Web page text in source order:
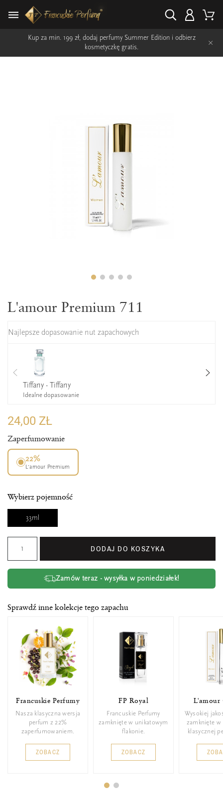
Kup za min. 199 zł, dodaj perfumy Summer Edition i odbierz
kosmetyczkę gratis.
×
L'amour Premium 711
Najlepsze dopasowanie nut zapachowych
Tiffany - Tiffany
Idealne dopasowanie
24,00 ZŁ
Zaperfumowanie
22%
L’amour Premium
Wybierz pojemność
33ml
DODAJ DO KOSZYKA
Zamów teraz - wysyłka w poniedziałek!
Sprawdź inne kolekcje tego zapachu
Francuskie Perfumy
Nasza klasyczna wersja
perfum z 22%
zaperfumowaniem.
ZOBACZ
FP Royal
Francuskie Perfumy
zamknięte w unikatowym
flakonie.
ZOBACZ
L'amour
Wysokiej
zamknięte w
klasycznej